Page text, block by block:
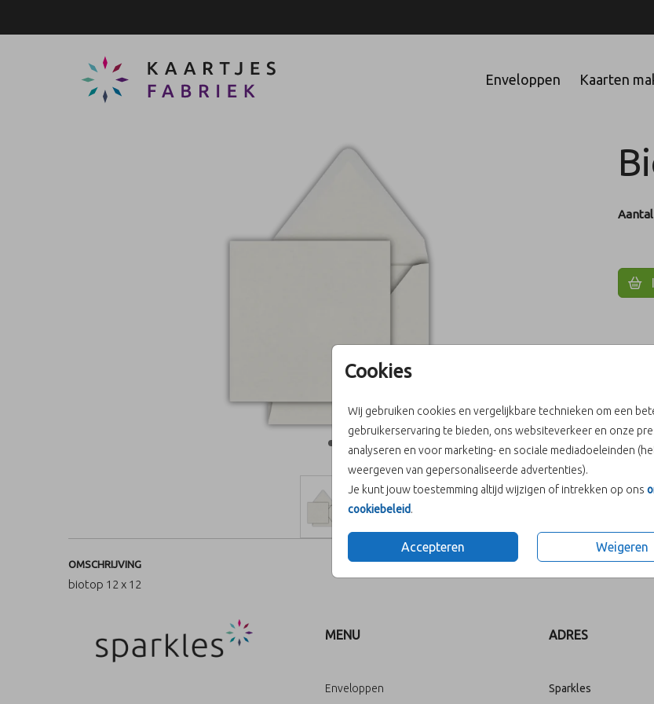
Enveloppen Kaarten
Cookies
Wij gebruiken cookies en vergelijkbare technieken om een
gebruikerservaring te bieden, ons websiteverkeer en onze
analyseren en voor marketing- en sociale mediadoeleinden
weergeven van gepersonaliseerde advertenties).
Je kunt jouw toestemming altijd wijzigen of intrekken op ons
cookiebeleid.
Accepteren Weigeren
Aantal
OMSCHRIJVING
biotop 12 x 12
MENU
Enveloppen
ADRES
Sparkles